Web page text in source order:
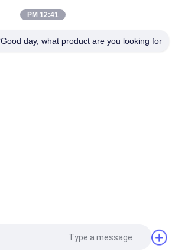
أعلى
12:41 PM
Good day, what product are you looking for?